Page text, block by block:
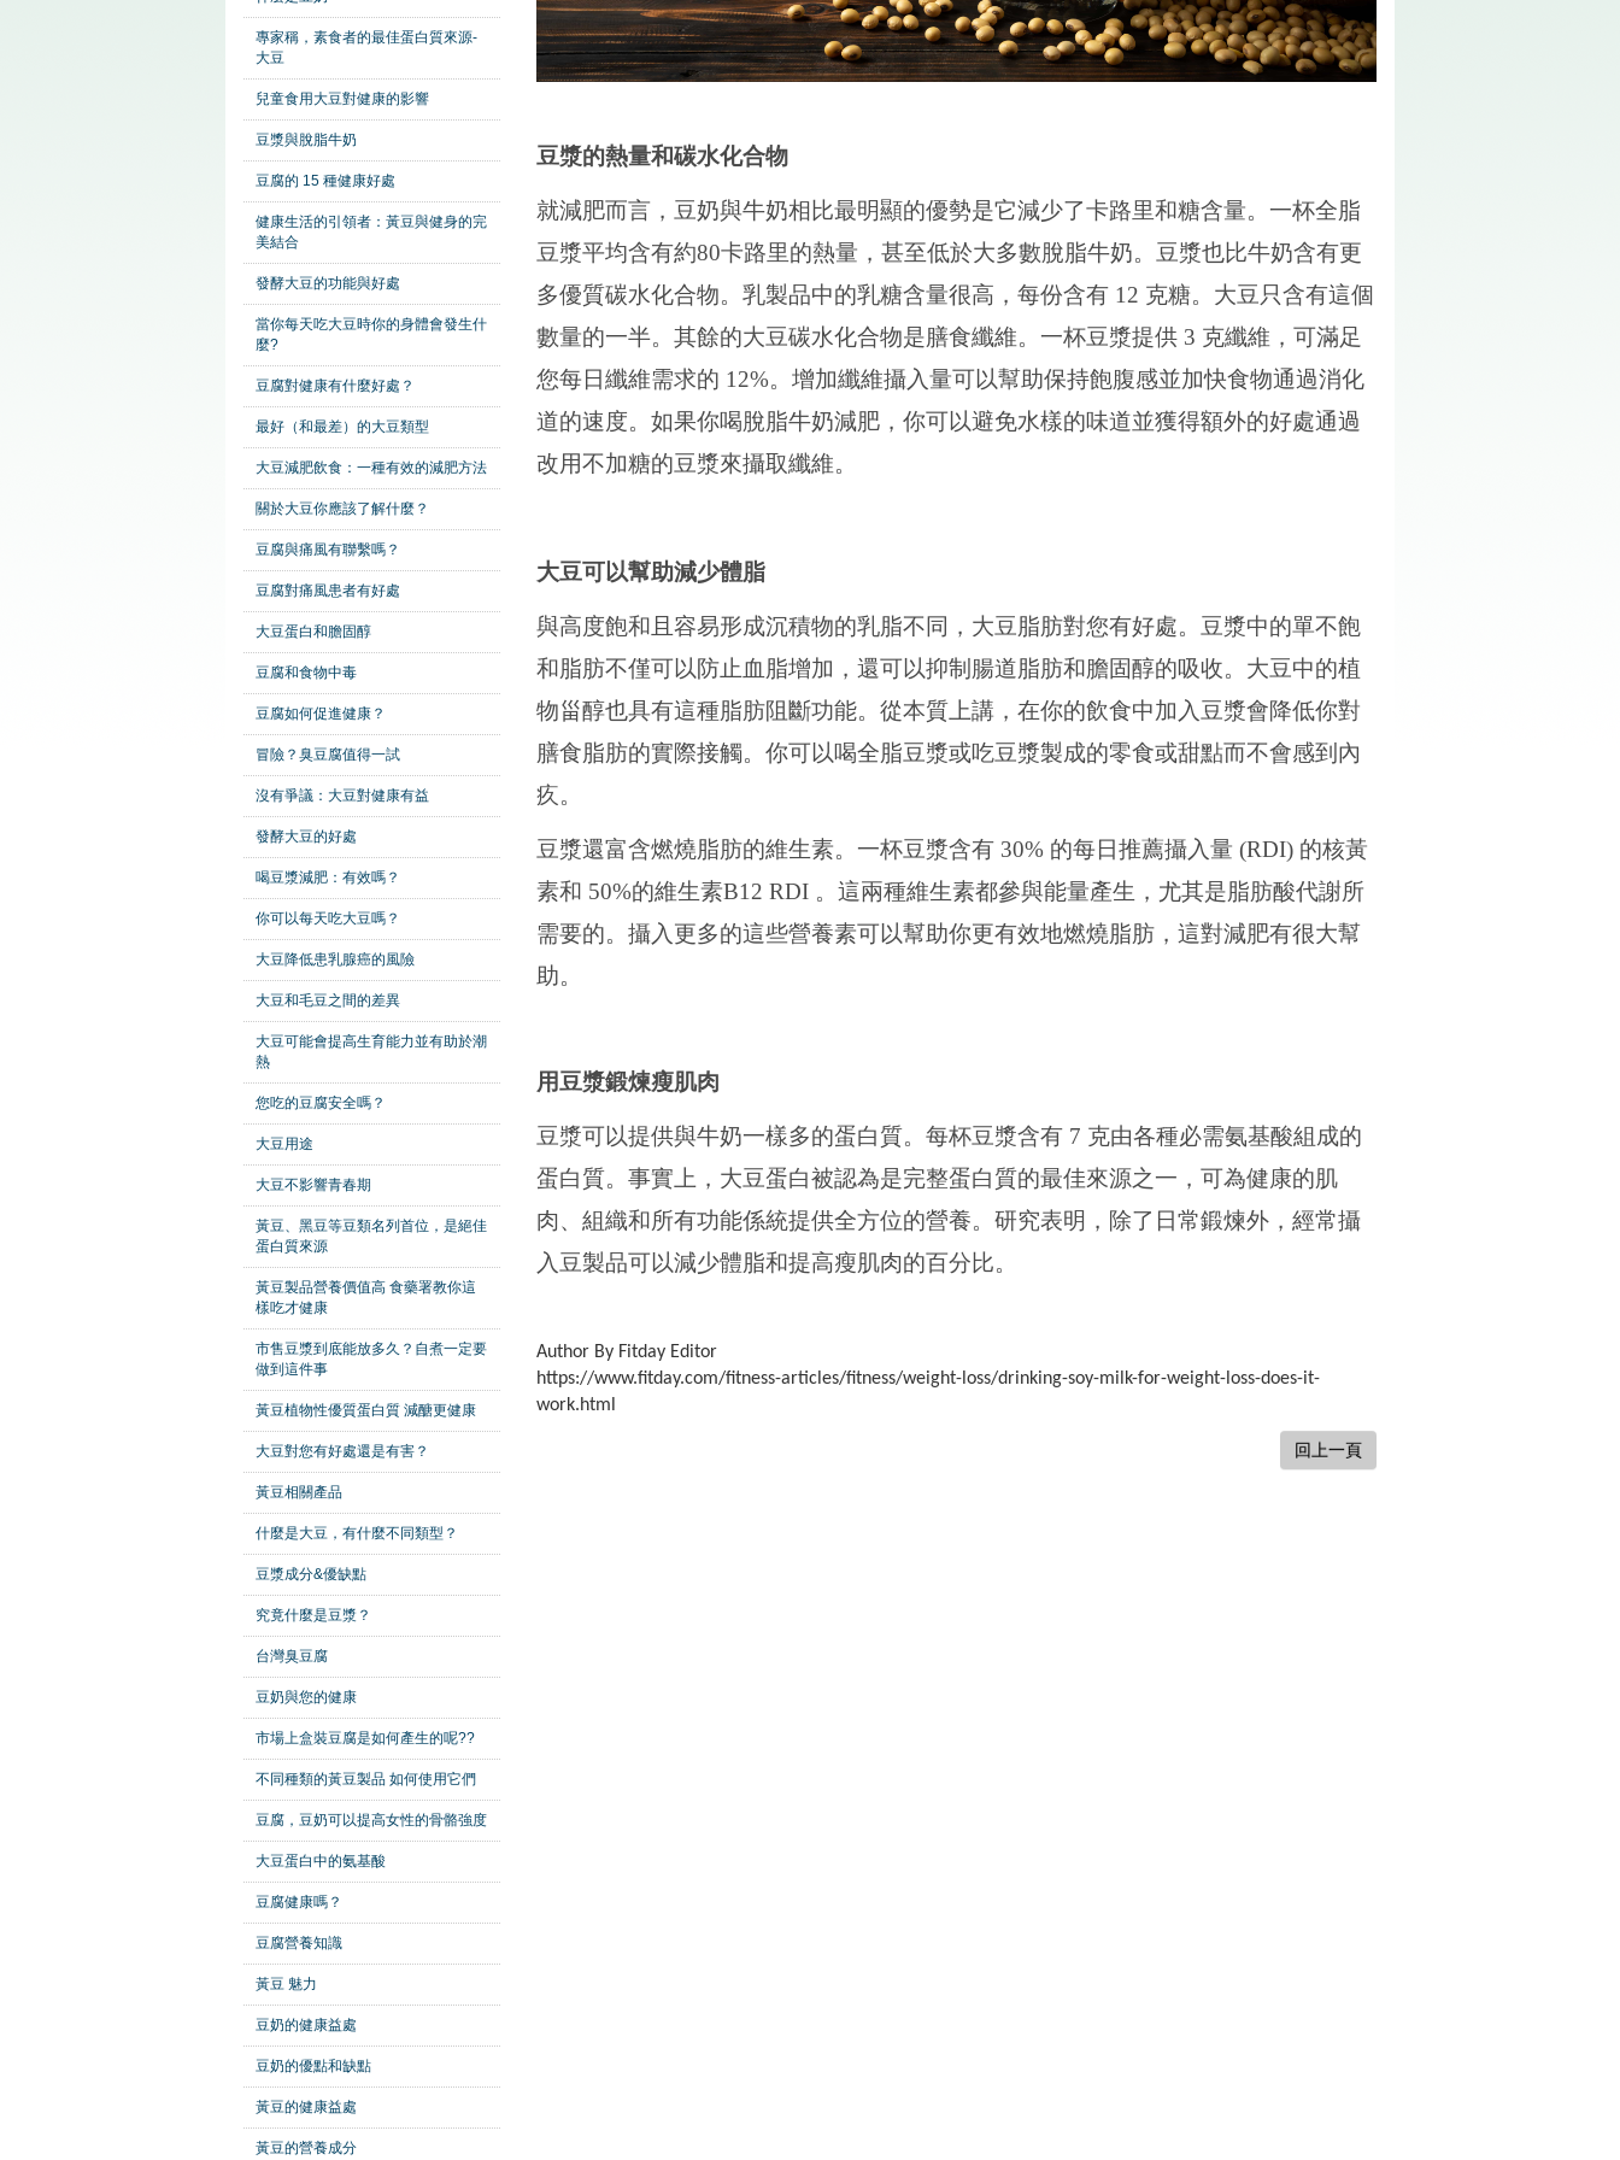
專家稱，素食者的最佳蛋白質來源-
大豆
兒童食用大豆對健康的影響
豆漿與脫脂牛奶
豆腐的 15 種健康好處
健康生活的引領者：黃豆與健身的完
美結合
發酵大豆的功能與好處
當你每天吃大豆時你的身體會發生什
麼?
豆腐對健康有什麼好處？
最好（和最差）的大豆類型
大豆減肥飲食：一種有效的減肥方法
關於大豆你應該了解什麼？
豆腐與痛風有聯繫嗎？
豆腐對痛風患者有好處
大豆蛋白和膽固醇
豆腐和食物中毒
豆腐如何促進健康？
冒險？臭豆腐值得一試
沒有爭議：大豆對健康有益
發酵大豆的好處
喝豆漿減肥：有效嗎？
你可以每天吃大豆嗎？
大豆降低患乳腺癌的風險
大豆和毛豆之間的差異
大豆可能會提高生育能力並有助於潮
熱
您吃的豆腐安全嗎？
大豆用途
大豆不影響青春期
黃豆、黑豆等豆類名列首位，是絕佳
蛋白質來源
黃豆製品營養價值高 食藥署教你這
樣吃才健康
市售豆漿到底能放多久？自煮一定要
做到這件事
黃豆植物性優質蛋白質 減醣更健康
大豆對您有好處還是有害？
黃豆相關產品
什麼是大豆，有什麼不同類型？
豆漿成分&優缺點
究竟什麼是豆漿？
台灣臭豆腐
豆奶與您的健康
市場上盒裝豆腐是如何產生的呢??
不同種類的黃豆製品 如何使用它們
豆腐，豆奶可以提高女性的骨骼強度
大豆蛋白中的氨基酸
豆腐健康嗎？
豆腐營養知識
黃豆 魅力
豆奶的健康益處
豆奶的優點和缺點
黃豆的健康益處
黃豆的營養成分
豆漿的熱量和碳水化合物
就減肥而言，豆奶與牛奶相比最明顯的優勢是它減少了卡路里和糖含量。一杯全脂
豆漿平均含有約80卡路里的熱量，甚至低於大多數脫脂牛奶。豆漿也比牛奶含有更
多優質碳水化合物。乳製品中的乳糖含量很高，每份含有12 克糖。大豆只含有這個
數量的一半。其餘的大豆碳水化合物是膳食纖維。一杯豆漿提供3 克纖維，可滿足
您每日纖維需求的 12%。增加纖維攝入量可以幫助保持飽腹感並加快食物通過消化
道的速度。如果你喝脫脂牛奶減肥，你可以避免水樣的味道並獲得額外的好處通過
改用不加糖的豆漿來攝取纖維。
大豆可以幫助減少體脂
與高度飽和且容易形成沉積物的乳脂不同，大豆脂肪對您有好處。豆漿中的單不飽
和脂肪不僅可以防止血脂增加，還可以抑制腸道脂肪和膽固醇的吸收。大豆中的植
物甾醇也具有這種脂肪阻斷功能。從本質上講，在你的飲食中加入豆漿會降低你對
膳食脂肪的實際接觸。你可以喝全脂豆漿或吃豆漿製成的零食或甜點而不會感到內
疚。
豆漿還富含燃燒脂肪的維生素。一杯豆漿含有30% 的每日推薦攝入量 (RDI) 的核黃
素和 50%的維生素B12 RDI 。這兩種維生素都參與能量產生，尤其是脂肪酸代謝所
需要的。攝入更多的這些營養素可以幫助你更有效地燃燒脂肪，這對減肥有很大幫
助。
用豆漿鍛煉瘦肌肉
豆漿可以提供與牛奶一樣多的蛋白質。每杯豆漿含有7 克由各種必需氨基酸組成的
蛋白質。事實上，大豆蛋白被認為是完整蛋白質的最佳來源之一，可為健康的肌
肉、組織和所有功能係統提供全方位的營養。研究表明，除了日常鍛煉外，經常攝
入豆製品可以減少體脂和提高瘦肌肉的百分比。
Author By Fitday Editor
https://www.fitday.com/fitness-articles/fitness/weight-loss/drinking-soy-milk-for-weight-loss-does-it-
work.html
回上一頁